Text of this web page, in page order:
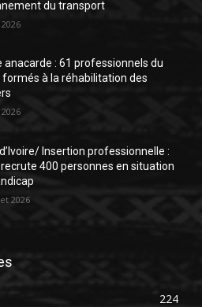
du transport
anacarde : 61 professionnels du
formés à la réhabilitation des
Insertion professionnelle :
recrute 400 personnes en situation
2026
224